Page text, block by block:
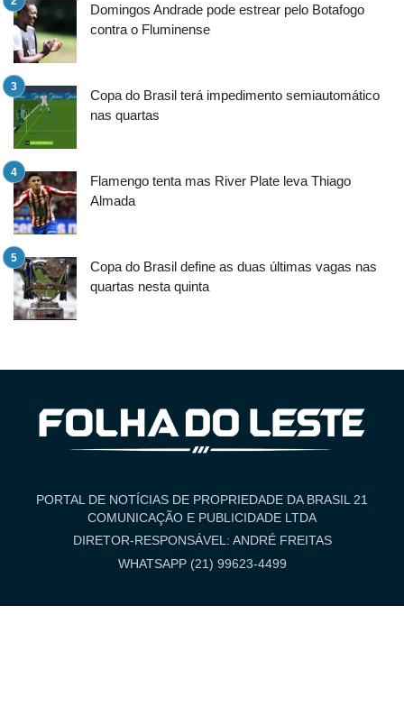
Domingos Andrade pode estrear pelo Botafogo
contra o Fluminense
Copa do Brasil terá impedimento semiautomático
nas quartas
Flamengo tenta mas River Plate leva Thiago
Almada
Copa do Brasil define as duas últimas vagas nas
quartas nesta quinta
PORTAL DE NOTÍCIAS DE PROPRIEDADE DA BRASIL 21
COMUNICAÇÃO E PUBLICIDADE LTDA
DIRETOR-RESPONSÁVEL: ANDRÉ FREITAS
WHATSAPP (21) 99623-4499